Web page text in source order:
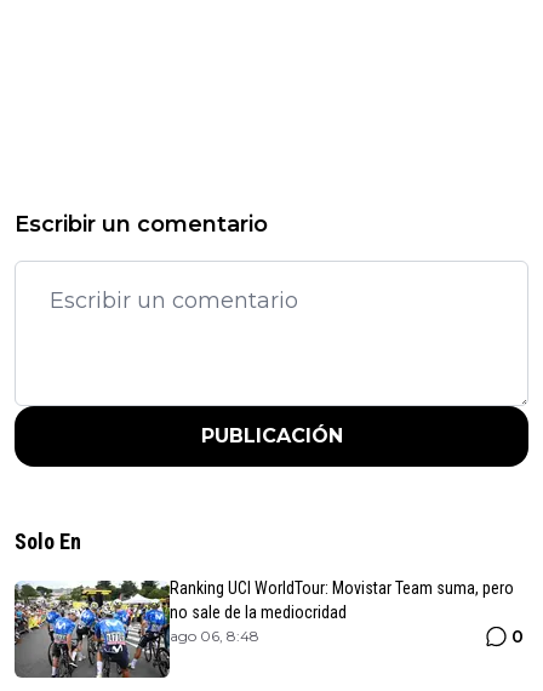
Escribir un comentario
PUBLICACIÓN
Solo En
Ranking UCI WorldTour: Movistar Team suma, pero
no sale de la mediocridad
ago 06, 8:48 0